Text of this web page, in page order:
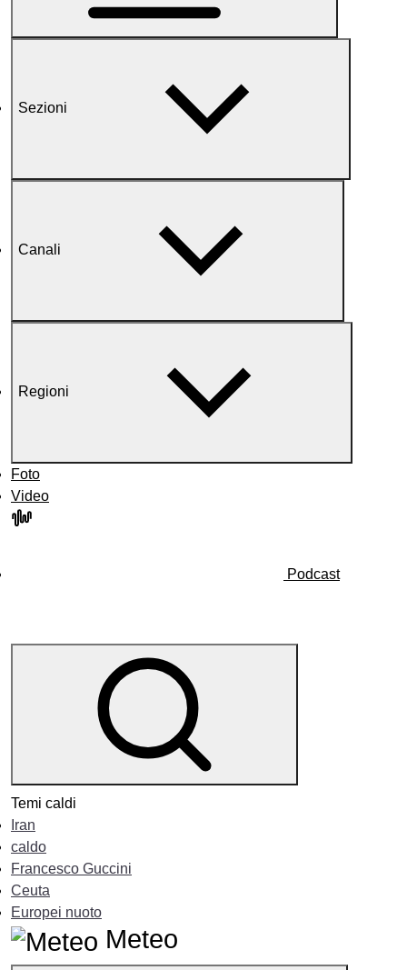
Sezioni
Canali
Regioni
Foto
Video
Podcast
Temi caldi
Iran
caldo
Francesco Guccini
Ceuta
Europei nuoto
Meteo